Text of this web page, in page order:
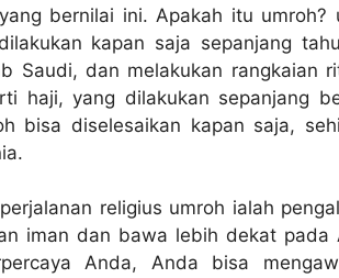
bernilai ini. Apakah itu
kapan saja sepanjang
Saudi, dan melakukan rangkaian
haji, yang dilakukan sepanjang
bisa diselesaikan kapan saja,
religius umroh ialah
iman dan bawa lebih dekat pada
Anda, Anda bisa